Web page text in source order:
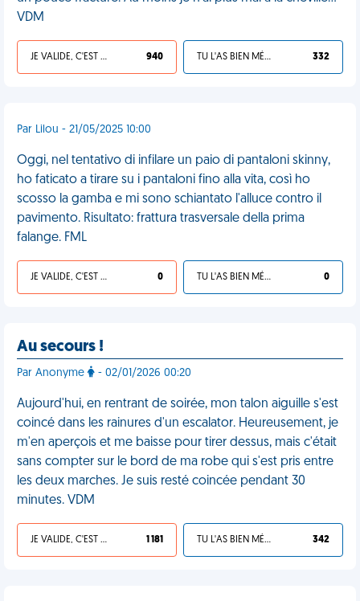
VDM
JE VALIDE, C'EST UNE VDM 940 TU L'AS BIEN MÉRITÉ 332
Par Lilou - 21/05/2025 10:00
Oggi, nel tentativo di infilare un paio di pantaloni skinny,
ho faticato a tirare su i pantaloni fino alla vita, così ho
scosso la gamba e mi sono schiantato l'alluce contro il
pavimento. Risultato: frattura trasversale della prima
falange. FML
JE VALIDE, C'EST UNE VDM 0 TU L'AS BIEN MÉRITÉ 0
Au secours !
Par Anonyme - 02/01/2026 00:20
Aujourd'hui, en rentrant de soirée, mon talon aiguille s'est
coincé dans les rainures d'un escalator. Heureusement, je
m'en aperçois et me baisse pour tirer dessus, mais c'était
sans compter sur le bord de ma robe qui s'est pris entre
les deux marches. Je suis resté coincée pendant 30
minutes. VDM
JE VALIDE, C'EST UNE VDM 1 181 TU L'AS BIEN MÉRITÉ 342